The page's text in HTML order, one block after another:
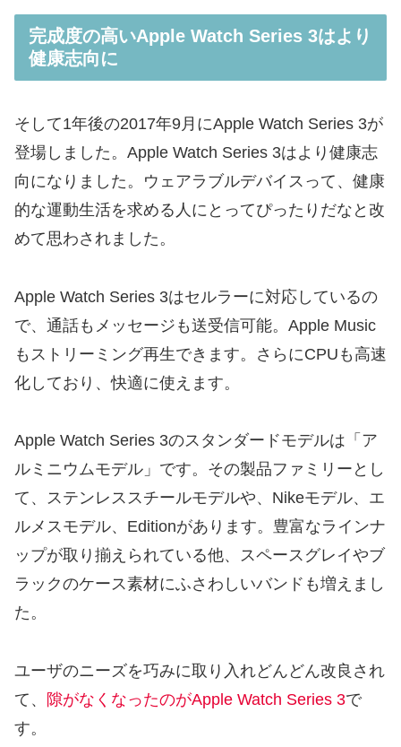
完成度の高いApple Watch Series 3はより
健康志向に
そして1年後の2017年9月にApple Watch Series 3が
登場しました。Apple Watch Series 3はより健康志
向になりました。ウェアラブルデバイスって、健康
的な運動生活を求める人にとってぴったりだなと改
めて思わされました。
Apple Watch Series 3はセルラーに対応しているの
で、通話もメッセージも送受信可能。Apple Music
もストリーミング再生できます。さらにCPUも高速
化しており、快適に使えます。
Apple Watch Series 3のスタンダードモデルは「ア
ルミニウムモデル」です。その製品ファミリーとし
て、ステンレススチールモデルや、Nikeモデル、エ
ルメスモデル、Editionがあります。豊富なラインナ
ップが取り揃えられている他、スペースグレイやブ
ラックのケース素材にふさわしいバンドも増えまし
た。
ユーザのニーズを巧みに取り入れどんどん改良され
て、 隙がなくなったのがApple Watch Series 3で
す。